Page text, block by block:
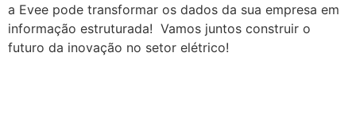
a Evee pode transformar os dados da sua empresa em
informação estruturada! Vamos juntos construir o
futuro da inovação no setor elétrico!